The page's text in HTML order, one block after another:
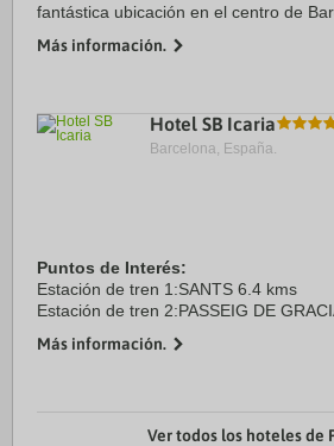
fantástica ubicación en el centro de
Barcelona. Además, este hotel de ...
Más información.
Hotel SB Icaria
Barcelona, España.
Puntos de Interés:
Estación de tren 1:SANTS 6.4 kms
Estación de tren 2:PASSEIG DE
Aeropuerto 2:GIRONA-COSTA BRAVA
Más información.
Ver todos los hoteles de